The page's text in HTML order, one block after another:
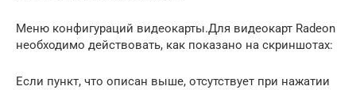
Меню конфигураций видеокарты.Для видеокарт Radeon
необходимо действовать, как показано на скриншотах:
Если пункт, что описан выше, отсутствует при нажатии